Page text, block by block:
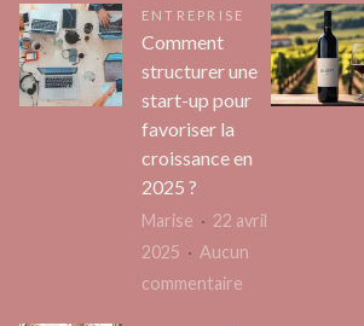
menstruelle
savoir
sur
parquet
stratifié
ENTREPRISE
Comment
structurer une
start-up pour
favoriser la
croissance en
2025 ?
Marise
22 avril
2025
Aucun
commentaire